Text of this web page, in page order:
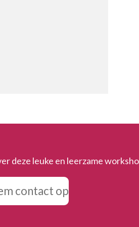
deze leuke en leerzame
contact op